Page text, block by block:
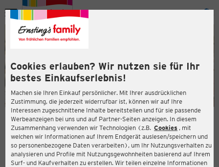
Cookies erlauben? Wir nutzen sie für Ihr
bestes Einkaufserlebnis!
Machen sie Ihren Einkauf persönlicher. Mit Ihrer ausdrücklichen
Zustimmung, die jederzeit widerrufbar ist, können wir auf Ihre
Interessen zugeschnittene Inhalte bereitstellen und für sie passende
Werbeanzeigen bei uns und auf Partner-Seiten anzeigen. In diesem
Zusammenhang verwenden wir Technologien (z.B. Cookies , mit
welchen wir Informationen auf Ihrem Endgerät auslesen/speichern und
so personenbezogene Daten verarbeiten), um Ihr Nutzungsverhalten zu
analysieren und Profile mit Nutzungsgewohnheiten basierend auf Ihrem
Surf- und Kaufverhalten zu erstellen. Wir teilen einzelne Informationen
Menü
ERNSTING'S FAMILY FILIALE
Marktstraße 29
27432 Bremervörde